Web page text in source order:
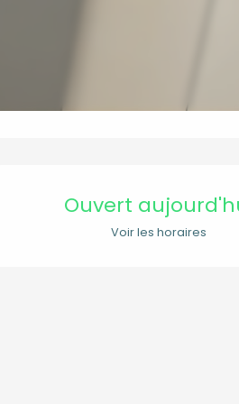
et
Ouvert
Voir les horaires